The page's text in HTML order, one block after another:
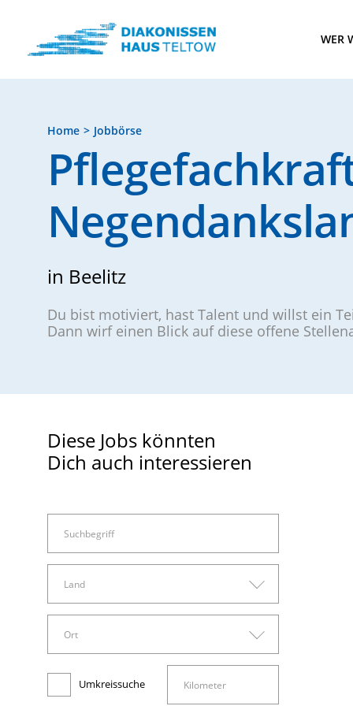
WER
Home Jobbörse
in Beelitz
Du bist motiviert, hast Talent und willst ein
Dann wirf einen Blick auf diese offene
Diese Jobs könnten
Dich auch interessieren
Land
Ort
Ort
Umkreissuche
Arbeitswelt